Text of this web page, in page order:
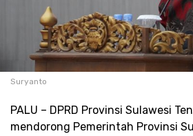
Suryanto
PALU – DPRD Provinsi Sulawesi
mendorong Pemerintah Provinsi